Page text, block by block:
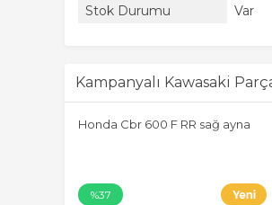
Stok Durumu
Var
Kampanyalı Kawasaki
Honda Cbr 600 F RR sağ ayna
%37